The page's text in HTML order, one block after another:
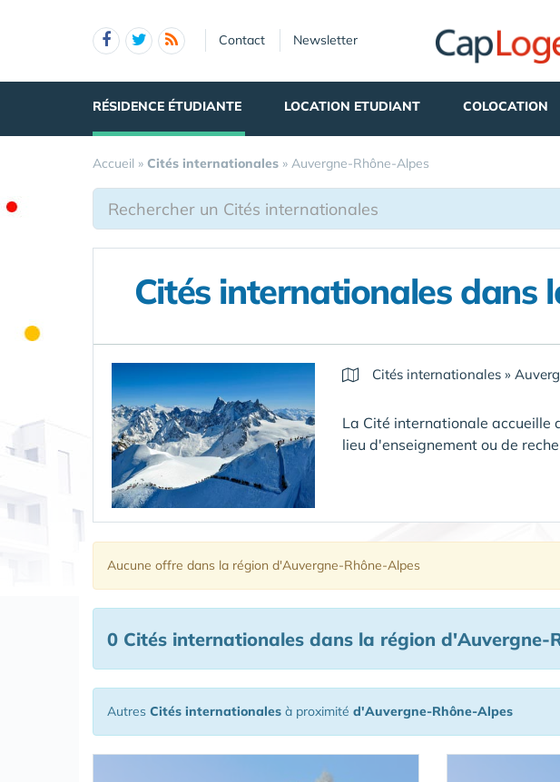
Contact Newsletter
RÉSIDENCE ÉTUDIANTE LOCATION ETUDIANT COLOCATION
Accueil » Cités internationales » Auvergne-Rhône-Alpes
Cités internationales dans
Cités internationales »
La Cité internationale accueille
lieu d'enseignement ou de
Aucune offre dans la région d'Auvergne-Rhône-Alpes
0 Cités internationales dans la région d'Auvergne-
Autres Cités internationales à proximité d'Auvergne-Rhône-Alpes